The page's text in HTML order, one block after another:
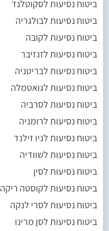
ביטוח נסיעות לסקוטלנד
ביטוח נסיעות לבולגריה
ביטוח נסיעות לקובה
ביטוח נסיעות לזנזיבר
ביטוח נסיעות לבריטניה
ביטוח נסיעות לגואטמלה
ביטוח נסיעות לסרביה
ביטוח נסיעות לרומניה
ביטוח נסיעות לניו זילנד
ביטוח נסיעות לשוודיה
ביטוח נסיעות לסין
ביטוח נסיעות לקוסטה ריקה
ביטוח נסיעות לסרי לנקה
ביטוח נסיעות לסן מרינו